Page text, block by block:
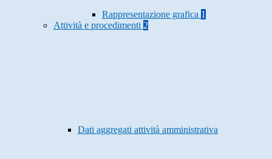
Rappresentazione grafica 1
Attività e procedimenti 2
Dati aggregati attività amministrativa